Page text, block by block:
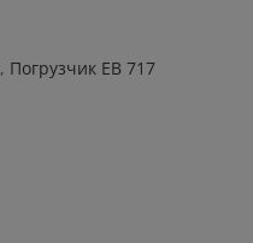
, Погрузчик ЕВ 717